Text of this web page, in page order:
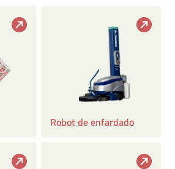
Robot de enfardado